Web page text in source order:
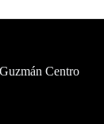
Centro